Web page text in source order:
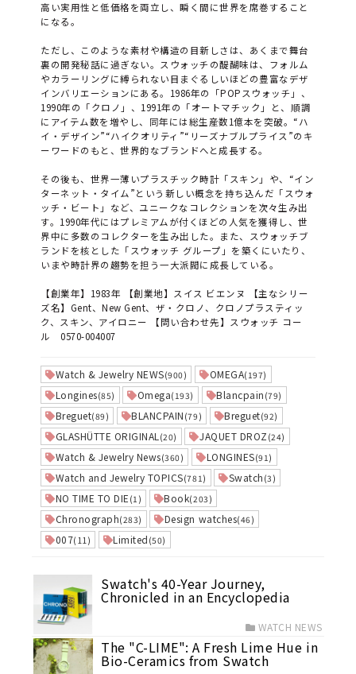
高い実用性と低価格を両立し、瞬く間に世界を席巻すること
になる。
ただし、このような素材や構造の目新しさは、あくまで舞台
裏の開発秘話に過ぎない。スウォッチの醍醐味は、フォルム
やカラーリングに縛られない目まぐるしいほどの豊富なデザ
インバリエーションにある。1986年の「POPスウォッチ」、
1990年の「クロノ」、1991年の「オートマチック」と、順調
にアイテム数を増やし、同年には総生産数1億本を突破。“ハ
イ・デザイン”“ハイクオリティ”“リーズナブルプライス”のキ
ーワードのもと、世界的なブランドへと成長する。
その後も、世界一薄いプラスチック時計「スキン」や、“イン
ターネット・タイム”という新しい概念を持ち込んだ「スウォ
ッチ・ビート」など、ユニークなコレクションを次々生み出
す。1990年代にはプレミアムが付くほどの人気を獲得し、世
界中に多数のコレクターを生み出した。また、スウォッチブ
ランドを核とした「スウォッチ グループ」を築くにいたり、
いまや時計界の趨勢を担う一大派閥に成長している。
【創業年】1983年 【創業地】スイス ビエンヌ 【主なシリー
ズ名】Gent、New Gent、ザ・クロノ、クロノプラスティッ
ク、スキン、アイロニー 【問い合わせ先】スウォッチ コー
ル 0570-004007
Watch & Jewelry NEWS(900) OMEGA(197)
Longines(85) Omega(193) Blancpain (79)
Breguet(89) BLANCPAIN (79) Breguet(92)
GLASHÜTTE ORIGINAL (20) JAQUET DROZ (24)
Watch & Jewelry News(360) LONGINES(91)
Watch and Jewelry TOPICS(781) Swatch (3)
NO TIME TO DIE (1) Book(203)
Chronograph(283) Design watches(46)
007(11) Limited (50)
Swatch's 40-Year Journey,
Chronicled in an Encyclopedia
WATCH NEWS
The "C-LIME": A Fresh Lime Hue in
Bio-Ceramics from Swatch